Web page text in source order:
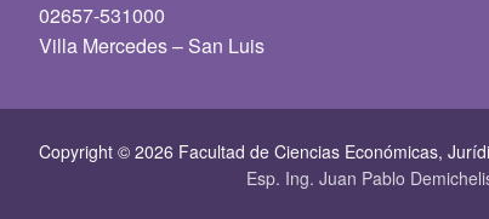
02657-531000
Villa Mercedes – San Luis
Copyright © 2026 Facultad de Ciencias Económicas,
Esp. Ing. Juan Pablo